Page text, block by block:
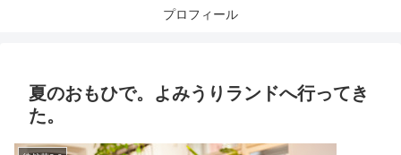
プロフィール
夏のおもひで。よみうりランドへ行ってき
た。